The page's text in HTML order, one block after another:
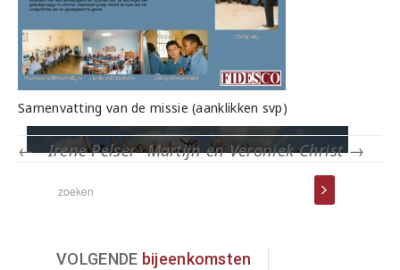
Samenvatting van de missie (aanklikken svp)
← Irene Pelser Martijn en Veroniek Christ→
VOLGENDE bijeenkomsten